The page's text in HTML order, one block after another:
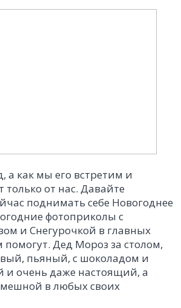
а как мы его встретим и
от нас. Давайте
поднимать себе Новогоднее
фотоприколы с
и Снегурочкой в главных
помогут. Дед Мороз за столом,
пьяный, с шоколадом и
и очень даже настоящий, а
в любых своих